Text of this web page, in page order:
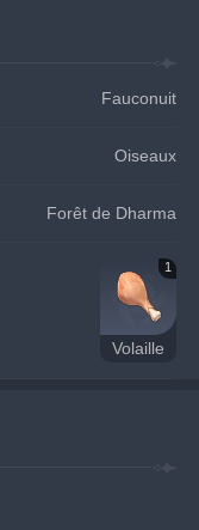
Fauconuit
Oiseaux
Forêt de Dharma
1
Volaille